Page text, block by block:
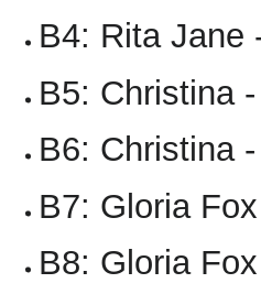
B4: Rita Jane
B5: Christina
B6: Christina
B7: Gloria
B8: Gloria